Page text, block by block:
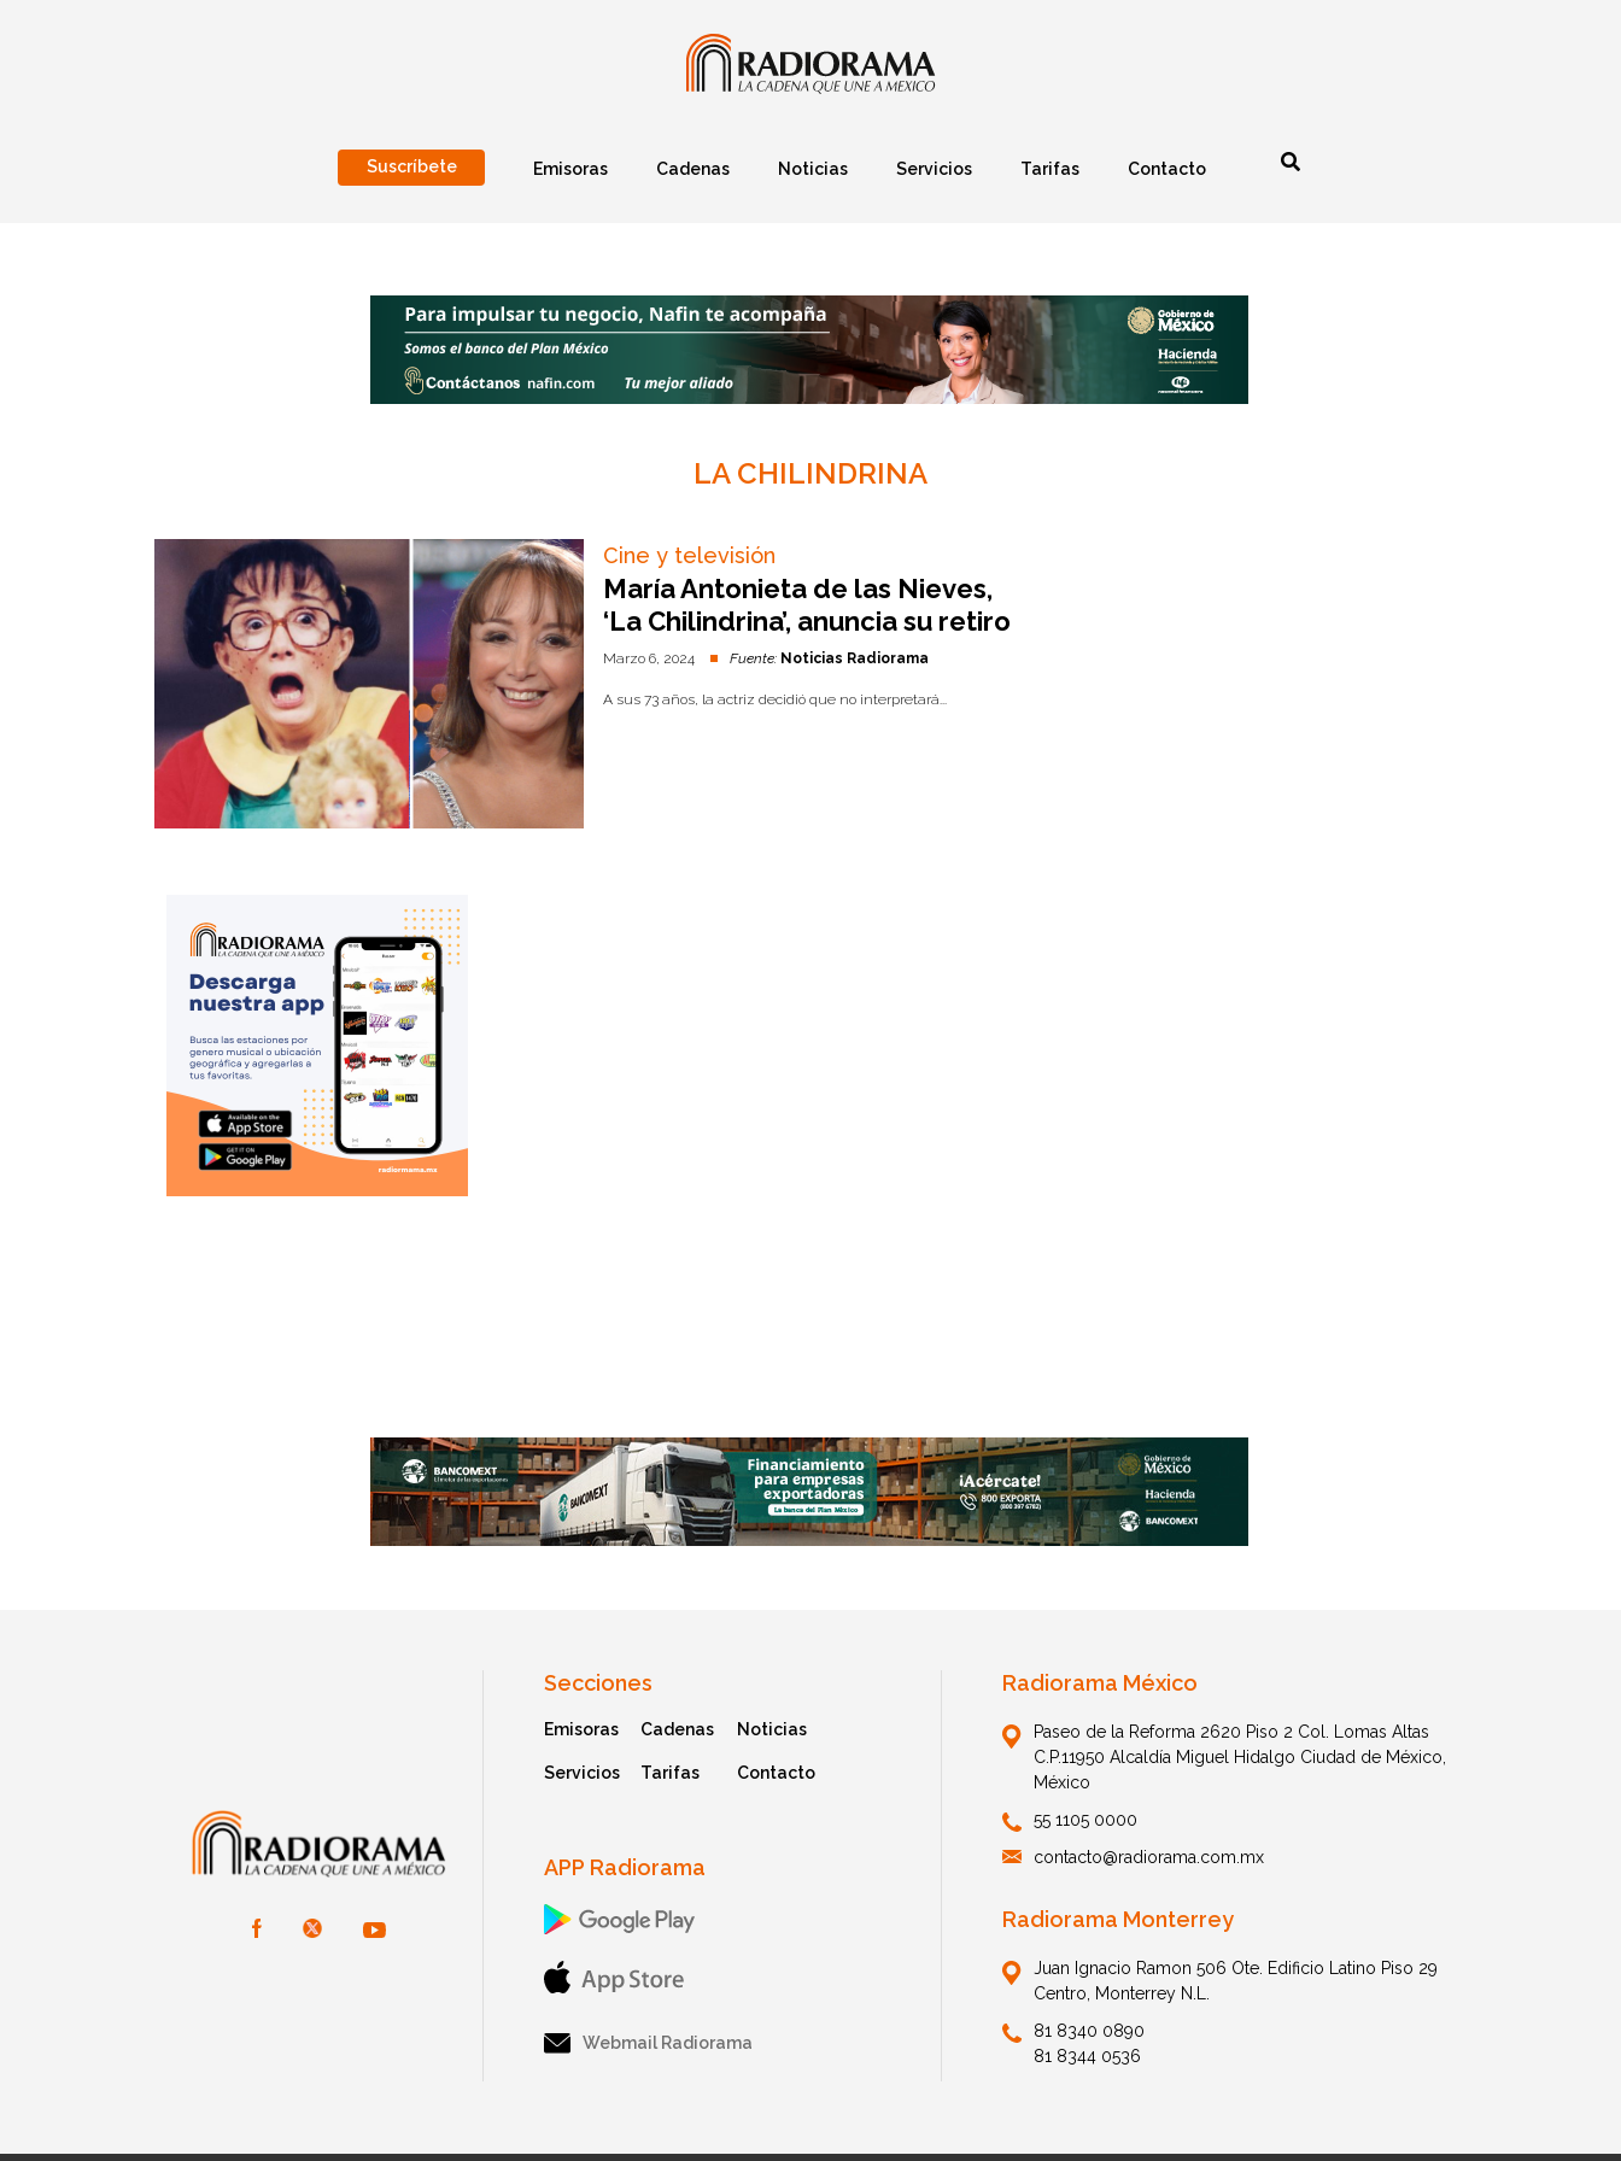
Suscríbete Emisoras Cadenas Noticias Servicios Tarifas Contacto
LA CHILINDRINA
Cine y televisión
María Antonieta de las Nieves,
‘La Chilindrina’, anuncia su retiro
Marzo 6, 2024 Fuente: Noticias Radiorama
A sus 73 años, la actriz decidió que no interpretará...
Secciones
Emisoras Cadenas Noticias
Servicios Tarifas Contacto
APP Radiorama
Webmail Radiorama
Radiorama México
Paseo de la Reforma 2620 Piso 2 Col. Lomas Altas
C.P.11950 Alcaldía Miguel Hidalgo Ciudad de México,
México
55 1105 0000
contacto@radiorama.com.mx
Radiorama Monterrey
Juan Ignacio Ramon 506 Ote. Edificio Latino Piso 29
Centro, Monterrey N.L.
81 8340 0890
81 8344 0536